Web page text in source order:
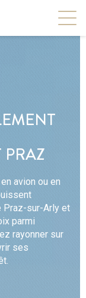
PRAZ
avion ou en
Praz-sur-Arly et
parmi
rayonner sur
ses